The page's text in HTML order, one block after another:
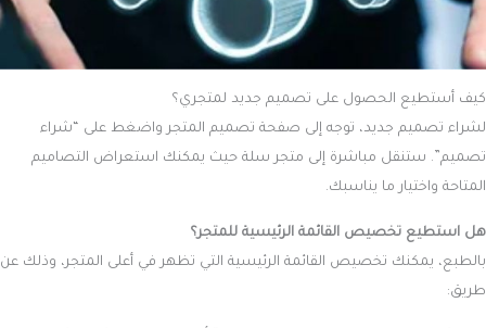
كيف أستطيع الحصول على تصميم جديد لمتجري؟
لشراء تصميم جديد، توجه إلى صفحة تصميم المتجر واضغط على “شراء
تصميم”. ستنقل مباشرة إلى متجر سلة حيث يمكنك استعراض التصاميم
المتاحة واختيار ما يناسبك.
هل استطيع تخصيص القائمة الرئيسية للمتجر؟
بالطبع، يمكنك تخصيص القائمة الرئيسية التي تظهر في أعلى المتجر، وذلك عن
طريق: